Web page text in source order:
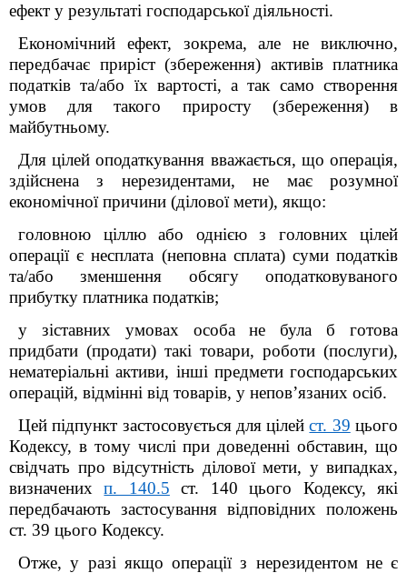
ефект у результаті господарської діяльності.
Економічний ефект, зокрема, але не виключно,
передбачає приріст (збереження) активів платника
податків та/або їх вартості, а так само створення
умов для такого приросту (збереження) в
майбутньому.
Для цілей оподаткування вважається, що операція,
здійснена з нерезидентами, не має розумної
економічної причини (ділової мети), якщо:
головною ціллю або однією з головних цілей
операції є несплата (неповна сплата) суми податків
та/або зменшення обсягу оподатковуваного
прибутку платника податків;
у зіставних умовах особа не була б готова
придбати (продати) такі товари, роботи (послуги),
нематеріальні активи, інші предмети господарських
операцій, відмінні від товарів, у непов’язаних осіб.
Цей підпункт застосовується для цілейст. 39 цього
Кодексу, в тому числі при доведенні обставин, що
свідчать про відсутність ділової мети, у випадках,
визначенихп. 140.5 ст. 140 цього Кодексу, які
передбачають застосування відповідних положень
ст. 39 цього Кодексу.
Отже, у разі якщо операції з нерезидентом не є